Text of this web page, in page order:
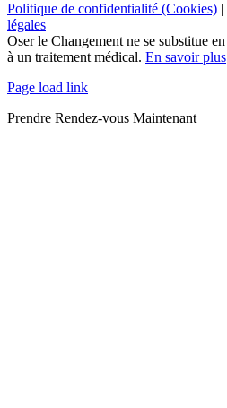
Politique de confidentialité (Cookies) |
légales
Oser le Changement ne se substitue
à un traitement médical. En savoir plus
Page load link
Prendre Rendez-vous Maintenant